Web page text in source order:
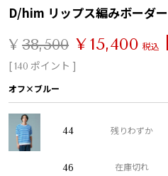
D/him リップス編みボーダ
¥ 38,500 ¥15,400 税込
[140 ポイント ]
オフ×ブルー
44 残りわずか
46 在庫切れ